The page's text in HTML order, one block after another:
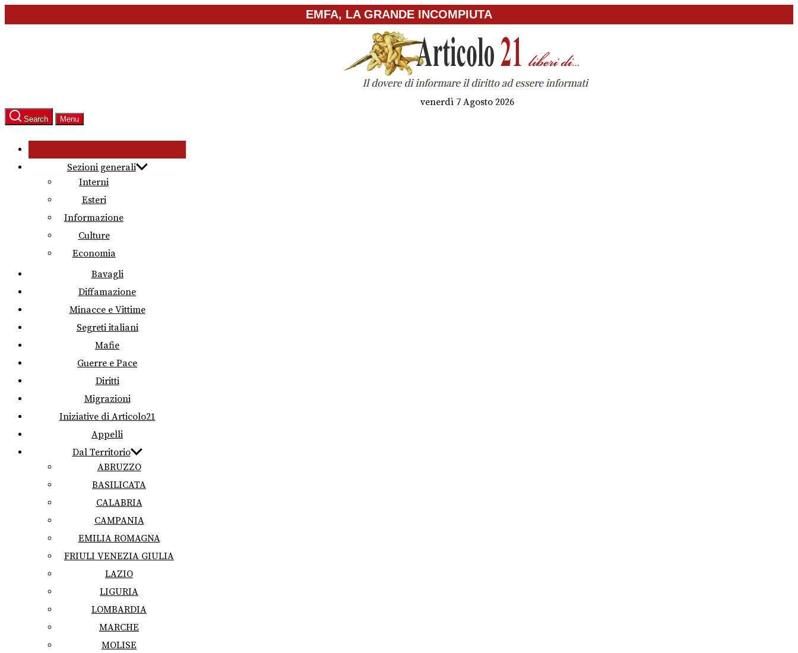
to
EMFA, LA GRANDE INCOMPIUTA
venerdì 7 Agosto 2026
Search Menu
Sezioni generali
Interni
Esteri
Informazione
Culture
Economia
Bavagli
Diffamazione
Minacce e Vittime
Segreti italiani
Mafie
Guerre e Pace
Diritti
Migrazioni
Iniziative di Articolo21
Appelli
Dal Territorio
ABRUZZO
BASILICATA
CALABRIA
CAMPANIA
EMILIA ROMAGNA
FRIULI VENEZIA GIULIA
LAZIO
LIGURIA
LOMBARDIA
MARCHE
MOLISE